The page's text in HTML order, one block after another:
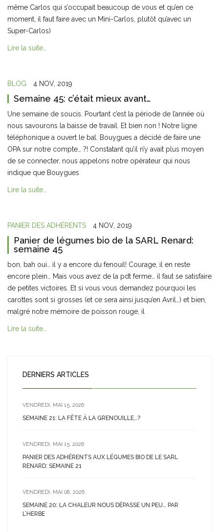
même Carlos qui s’occupait beaucoup de vous et qu’en ce
moment, il faut faire avec un Mini-Carlos, plutôt qu’avec un
Super-Carlos)
Lire la suite…
BLOG 4 NOV, 2019
Semaine 45: c’était mieux avant…
Une semaine de soucis. Pourtant c’est la période de l’année où
nous savourons la baisse de travail. Et bien non ! Notre ligne
téléphonique a ouvert le bal. Bouygues a décidé de faire une
OPA sur notre compte… ?! Constatant qu’il n’y avait plus moyen
de se connecter, nous appelons notre opérateur qui nous
indique que Bouygues
Lire la suite…
PANIER DES ADHÉRENTS 4 NOV, 2019
Panier de légumes bio de la SARL Renard:
semaine 45
bon, bah oui… il y a encore du fenouil! Courage, il en reste
encore plein… Mais vous avez de la pdt ferme… il faut se satisfaire
de petites victoires. Et si vous vous demandez pourquoi les
carottes sont si grosses (et ce sera ainsi jusqu’en Avril…) et bien,
malgré notre mémoire de poisson rouge, il
Lire la suite…
DERNIERS ARTICLES
VENDREDI, MAI 15, 2026
SEMAINE 21: LA FÊTE À LA GRENOUILLE…?
VENDREDI, MAI 15, 2026
PANIER DES ADHÉRENTS AUX LÉGUMES BIO DE LE SARL
RENARD: SEMAINE 21
VENDREDI, MAI 08, 2026
SEMAINE 20: LA CHALEUR NOUS DÉPASSE UN PEU… PAR
L’HERBE